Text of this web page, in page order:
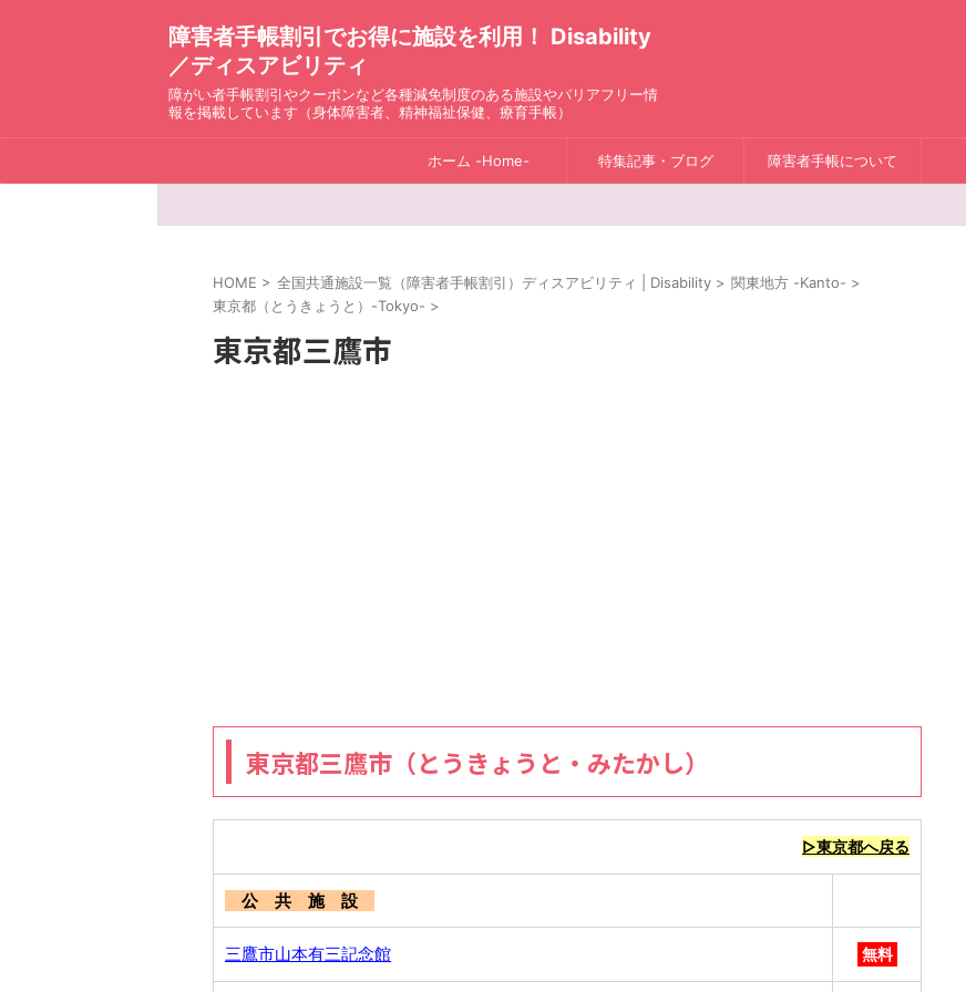
障害者手帳割引でお得に施設を利用！ Disability
／ディスアビリティ
障がい者手帳割引やクーポンなど各種減免制度のある施設やバリアフリー情
報を掲載しています（身体障害者、精神福祉保健、療育手帳）
ホーム -Home- 特集記事・ブログ 障害者手帳について
HOME > 全国共通施設一覧（障害者手帳割引）ディスアビリティ | Disability > 関東地方 -Kanto- >
東京都（とうきょうと）-Tokyo- >
東京都三鷹市
東京都三鷹市（とうきょうと・みたかし）
▷東京都へ戻る
公 共 施 設
三鷹市山本有三記念館 無料